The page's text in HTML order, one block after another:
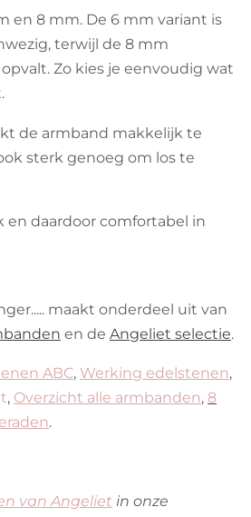
en 8 mm. De 6 mm variant is
terwijl de 8 mm
Zo kies je eenvoudig wat
de armband makkelijk te
sterk genoeg om los te
en daardoor comfortabel in
maakt onderdeel uit van
en de Angeliet selectie.
ABC, Werking edelstenen,
, Overzicht alle armbanden, 8
.
van Angeliet in onze